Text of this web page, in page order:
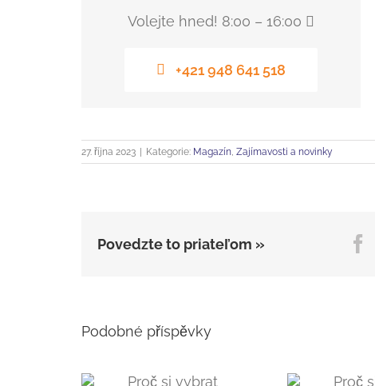
Volejte hned! 8:00 – 16:00
+421 948 641 518
27. října 2023 | Kategorie: Magazín Zajímavosti a novinky
Povedzte to priateľom »
Podobné příspěvky